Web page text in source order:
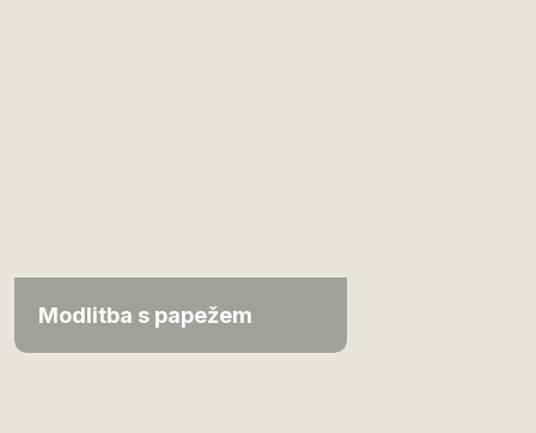
Modlitba s papežem